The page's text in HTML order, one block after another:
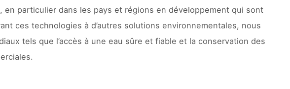
particulier dans les pays et régions en développement qui sont
ces technologies à d’autres solutions environnementales, nous
tels que l’accès à une eau sûre et fiable et la conservation des